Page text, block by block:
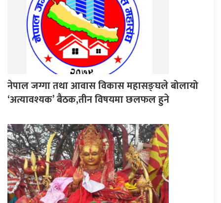
नेपाल जग्गा तथा आवास विकास महासङ्घले बोलायो
‘अत्यावश्यक’ बैठक,तीन विषयमा छलफल हुने